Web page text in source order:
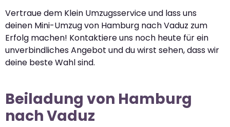
Vertraue dem Klein Umzugsservice und lass uns
deinen Mini-Umzug von Hamburg nach Vaduz zum
Erfolg machen! Kontaktiere uns noch heute für ein
unverbindliches Angebot und du wirst sehen, dass wir
deine beste Wahl sind.
Beiladung von Hamburg
nach Vaduz